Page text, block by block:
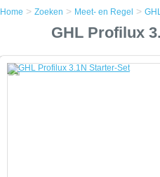
Zoeken
GHL
GHL Profilux 3.1N Starter-Set
Home > Zoeken > Meet- en Regel >
GHL Profilux